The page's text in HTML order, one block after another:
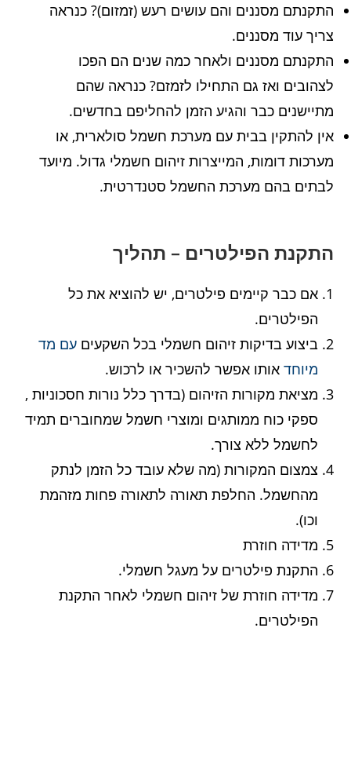
התקנתם מסננים והם עושים רעש (זמזום)? כנראה
צריך עוד מסננים.
התקנתם מסננים ולאחר כמה שנים הם הפכו
לצהובים ואז גם התחילו לזמזם? כנראה שהם
מתיישנים כבר והגיע הזמן להחליפם בחדשים.
אין להתקין בבית עם מערכת חשמל סולארית, או
מערכות דומות, המייצרות זיהום חשמלי גדול. מיועד
לבתים בהם מערכת החשמל סטנדרטית.
התקנת הפילטרים – תהליך
אם כבר קיימים פילטרים, יש להוציא את כל
הפילטרים.
ביצוע בדיקות זיהום חשמלי בכל השקעיםעם מד
מיוחד אותו אפשר להשכיר או לרכוש.
מציאת מקורות הזיהום (בדרך כלל נורות חסכוניות ,
ספקי כוח ממותגים ומוצרי חשמל שמחוברים תמיד
לחשמל ללא צורך.
צמצום המקורות (מה שלא עובד כל הזמן לנתק
מהחשמל. החלפת תאורה לתאורה פחות מזהמת
וכו).
מדידה חוזרת
התקנת פילטרים על מעגל חשמלי.
מדידה חוזרת של זיהום חשמלי לאחר התקנת
הפילטרים.